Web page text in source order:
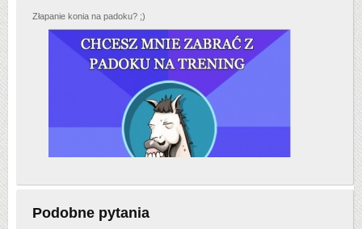
Złapanie konia na padoku? ;)
Podobne pytania